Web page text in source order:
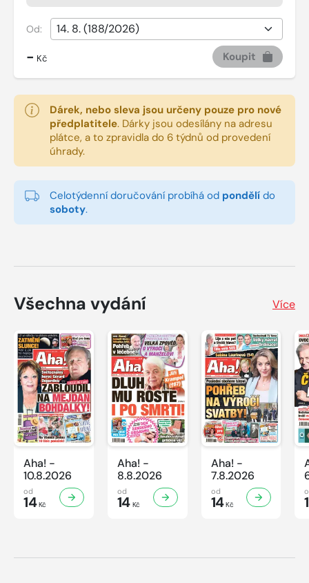
Od:
- Kč Koupit
Dárek, nebo sleva jsou určeny pouze pro nové
předplatitele. Dárky jsou odesílány na adresu
plátce, a to zpravidla do 6 týdnů od provedení
úhrady.
Celotýdenní doručování probíhá od pondělí do
soboty.
Všechna vydání Více
Aha! -
10.8.2026
od
14Kč
Aha! -
8.8.2026
od
14Kč
Aha! -
7.8.2026
od
14Kč